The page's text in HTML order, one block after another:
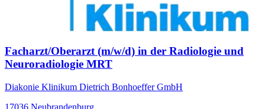
Facharzt/Oberarzt (m/w/d) in der Radiologie und
Neuroradiologie MRT
Diakonie Klinikum Dietrich Bonhoeffer GmbH
17036 Neubrandenburg